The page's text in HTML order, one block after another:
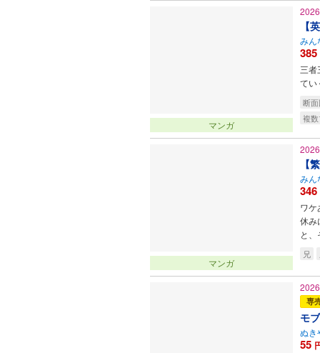
マンガ
【
みん
385
三者
て
断
複
マンガ
【
みん
346
ワケ
休み
と
兄
専
モ
ぬき
55